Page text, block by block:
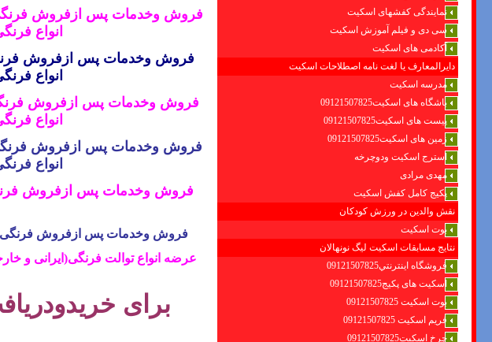
نمایندگی کفشهای اسکیت
سی دی و فیلم آموزش اسکیت
آکادمی های اسکیت
دایرالمعارف یا لغت نامه اصطلاحات اسکیت
مدرسه اسکیت
باشگاه های اسکیت09121507825
پیست های اسکیت09121507825
زمین های اسکیت09121507825
استرج اسکیت ودوچرخه
مهدی مرادی
پکیج کامل کفش اسکیت
نقش والدین در ورزش کودکان
بوت اسکیت
نتایج مسابقات اسکیت لیگ نونهالان
فروشگاه اينترنتي09121507825
اسکیت های پکیج09121507825
بوت اسکیت 09121507825
فریم اسکیت 09121507825
چرخ اسکیت09121507825
فروش وخدمات پس ازفروش فرنگی
انواع
فروش وخدمات پس ازفروش فرنگی
انواع
فروش وخدمات پس ازفروش فرنگی
انواع
فروش وخدمات پس ازفروش فرنگی
انواع
فروش وخدمات پس ازفروش فرنگی
فروش وخدمات پس ازفروش فرنگی
عرضه انواع توالت فرنگی(ایرانی و
برای خرید